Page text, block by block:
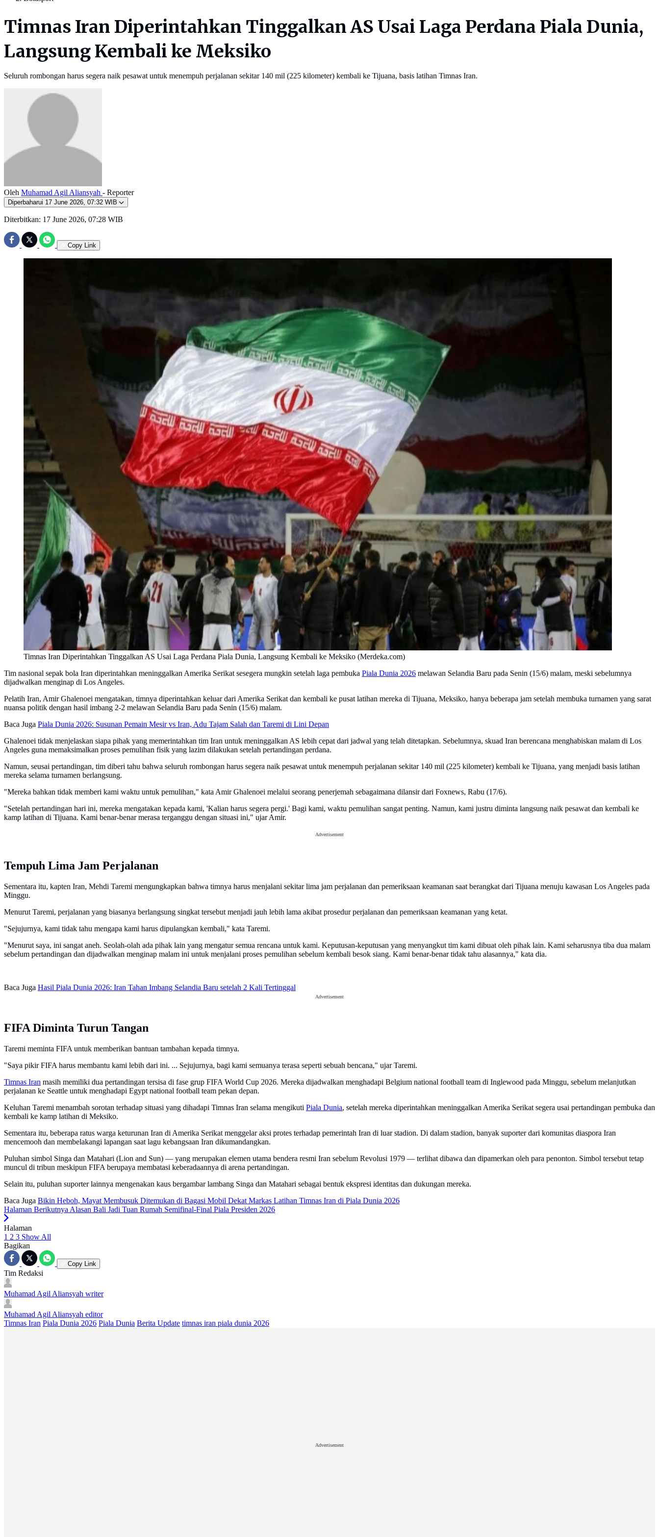
Timnas Iran Diperintahkan Tinggalkan AS Usai Laga Perdana Piala Dunia,
Langsung Kembali ke Meksiko
Seluruh rombongan harus segera naik pesawat untuk menempuh perjalanan sekitar 140 mil (225 kilometer) kembali ke Tijuana, basis latihan Timnas Iran.
Oleh Muhamad Agil Aliansyah - Reporter
Diperbaharui 17 June 2026, 07:32 WIB
Diterbitkan: 17 June 2026, 07:28 WIB
Copy Link
Timnas Iran Diperintahkan Tinggalkan AS Usai Laga Perdana Piala Dunia, Langsung Kembali ke Meksiko (Merdeka.com)
Tim nasional sepak bola Iran diperintahkan meninggalkan Amerika Serikat sesegera mungkin setelah laga pembuka Piala Dunia 2026 melawan Selandia Baru pada Senin (15/6) malam, meski sebelumnya
dijadwalkan menginap di Los Angeles.
Pelatih Iran, Amir Ghalenoei mengatakan, timnya diperintahkan keluar dari Amerika Serikat dan kembali ke pusat latihan mereka di Tijuana, Meksiko, hanya beberapa jam setelah membuka turnamen yang sarat
nuansa politik dengan hasil imbang 2-2 melawan Selandia Baru pada Senin (15/6) malam.
Baca Juga Piala Dunia 2026: Susunan Pemain Mesir vs Iran, Adu Tajam Salah dan Taremi di Lini Depan
Ghalenoei tidak menjelaskan siapa pihak yang memerintahkan tim Iran untuk meninggalkan AS lebih cepat dari jadwal yang telah ditetapkan. Sebelumnya, skuad Iran berencana menghabiskan malam di Los
Angeles guna memaksimalkan proses pemulihan fisik yang lazim dilakukan setelah pertandingan perdana.
Namun, seusai pertandingan, tim diberi tahu bahwa seluruh rombongan harus segera naik pesawat untuk menempuh perjalanan sekitar 140 mil (225 kilometer) kembali ke Tijuana, yang menjadi basis latihan
mereka selama turnamen berlangsung.
"Mereka bahkan tidak memberi kami waktu untuk pemulihan," kata Amir Ghalenoei melalui seorang penerjemah sebagaimana dilansir dari Foxnews, Rabu (17/6).
"Setelah pertandingan hari ini, mereka mengatakan kepada kami, 'Kalian harus segera pergi.' Bagi kami, waktu pemulihan sangat penting. Namun, kami justru diminta langsung naik pesawat dan kembali ke
kamp latihan di Tijuana. Kami benar-benar merasa terganggu dengan situasi ini," ujar Amir.
Advertisement
Tempuh Lima Jam Perjalanan
Sementara itu, kapten Iran, Mehdi Taremi mengungkapkan bahwa timnya harus menjalani sekitar lima jam perjalanan dan pemeriksaan keamanan saat berangkat dari Tijuana menuju kawasan Los Angeles pada
Minggu.
Menurut Taremi, perjalanan yang biasanya berlangsung singkat tersebut menjadi jauh lebih lama akibat prosedur perjalanan dan pemeriksaan keamanan yang ketat.
"Sejujurnya, kami tidak tahu mengapa kami harus dipulangkan kembali," kata Taremi.
"Menurut saya, ini sangat aneh. Seolah-olah ada pihak lain yang mengatur semua rencana untuk kami. Keputusan-keputusan yang menyangkut tim kami dibuat oleh pihak lain. Kami seharusnya tiba dua malam
sebelum pertandingan dan dijadwalkan menginap malam ini untuk menjalani proses pemulihan sebelum kembali besok siang. Kami benar-benar tidak tahu alasannya," kata dia.
Baca Juga Hasil Piala Dunia 2026: Iran Tahan Imbang Selandia Baru setelah 2 Kali Tertinggal
Advertisement
FIFA Diminta Turun Tangan
Taremi meminta FIFA untuk memberikan bantuan tambahan kepada timnya.
"Saya pikir FIFA harus membantu kami lebih dari ini. ... Sejujurnya, bagi kami semuanya terasa seperti sebuah bencana," ujar Taremi.
Timnas Iran masih memiliki dua pertandingan tersisa di fase grup FIFA World Cup 2026. Mereka dijadwalkan menghadapi Belgium national football team di Inglewood pada Minggu, sebelum melanjutkan
perjalanan ke Seattle untuk menghadapi Egypt national football team pekan depan.
Keluhan Taremi menambah sorotan terhadap situasi yang dihadapi Timnas Iran selama mengikuti Piala Dunia, setelah mereka diperintahkan meninggalkan Amerika Serikat segera usai pertandingan pembuka dan
kembali ke kamp latihan di Meksiko.
Sementara itu, beberapa ratus warga keturunan Iran di Amerika Serikat menggelar aksi protes terhadap pemerintah Iran di luar stadion. Di dalam stadion, banyak suporter dari komunitas diaspora Iran
mencemooh dan membelakangi lapangan saat lagu kebangsaan Iran dikumandangkan.
Puluhan simbol Singa dan Matahari (Lion and Sun) — yang merupakan elemen utama bendera resmi Iran sebelum Revolusi 1979 — terlihat dibawa dan dipamerkan oleh para penonton. Simbol tersebut tetap
muncul di tribun meskipun FIFA berupaya membatasi keberadaannya di arena pertandingan.
Selain itu, puluhan suporter lainnya mengenakan kaus bergambar lambang Singa dan Matahari sebagai bentuk ekspresi identitas dan dukungan mereka.
Baca Juga Bikin Heboh, Mayat Membusuk Ditemukan di Bagasi Mobil Dekat Markas Latihan Timnas Iran di Piala Dunia 2026
Halaman Berikutnya Alasan Bali Jadi Tuan Rumah Semifinal-Final Piala Presiden 2026
Halaman
1 2 3 Show All
Bagikan
Copy Link
Tim Redaksi
Muhamad Agil Aliansyah writer
Muhamad Agil Aliansyah editor
Timnas Iran Piala Dunia 2026 Piala Dunia Berita Update timnas iran piala dunia 2026
Advertisement